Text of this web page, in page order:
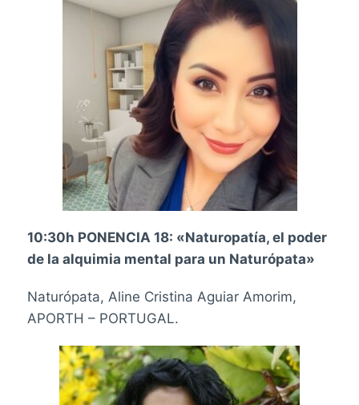
10:30h PONENCIA 18: «Naturopatía, el poder
de la alquimia mental para un Naturópata»
Naturópata, Aline Cristina Aguiar Amorim,
APORTH – PORTUGAL.